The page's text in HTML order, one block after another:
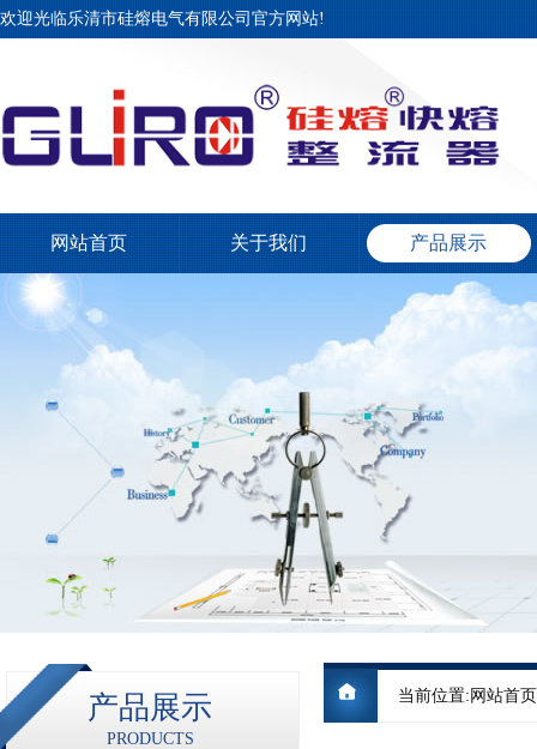
欢迎光临乐清市硅熔电气有限公司官方网站!
网站首页 关于我们 产品展示
产品展示
PRODUCTS
当前位置: 网站首页